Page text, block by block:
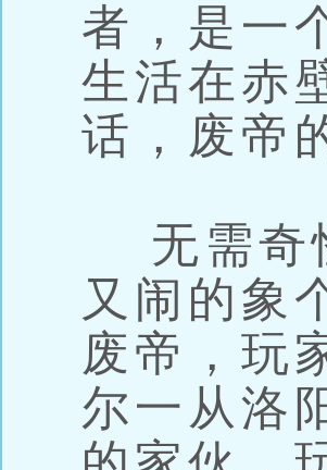
者，是一
生活在赤
话，废帝
无需奇
又闹的象
废帝，玩
尔一从洛